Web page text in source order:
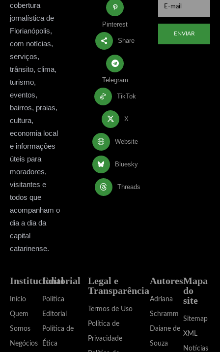
cobertura
jornalística de
Florianópolis,
com notícias,
serviços,
trânsito, clima,
turismo,
eventos,
bairros, praias,
cultura,
economia local
e informações
úteis para
moradores,
visitantes e
todos que
acompanham o
dia a dia da
capital
catarinense.
Pinterest
Share
Telegram
TikTok
X
Website
Bluesky
Threads
ENVIAR
Institucional
Início
Quem
Somos
Negócios
Editorial
Política
Editorial
Política de
Ética
Legal e
Transparência
Termos de Uso
Política de
Privacidade
Autores
Adriana
Schramm
Daiane de
Souza
Mapa
do
site
Sitemap
XML
Notícias